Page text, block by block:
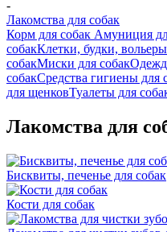
-
Лакомства для собак
Корм для собак Амуниция
собакКлетки, будки,
собакМиски для собак
собакСредства гигиены для
для щенковТуалеты для
Лакомства для
Бисквиты, печенье для собак
Кости для собак